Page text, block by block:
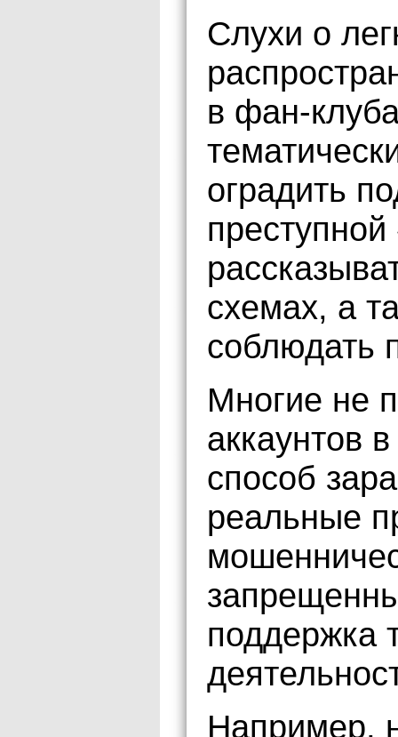
Слухи о
в фан-
оградить
схемах, а
соблюдать
Многие не
аккаунтов
способ
реальные
поддержка
Например,